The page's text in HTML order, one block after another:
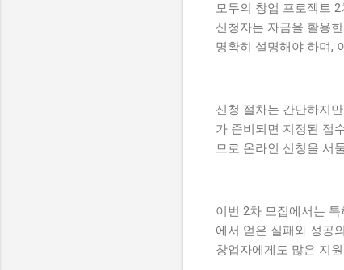
모두의 창업 프로젝트
신청자는 자금을 활용
명확히 설명해야 하며,
신청 절차는 간단하지
가 준비되면 지정된 접
므로 온라인 신청을 서
이번 2차 모집에서는
에서 얻은 실패와 성공
창업자에게도 많은 지